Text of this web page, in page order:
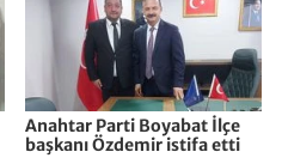
Anahtar Parti Boyabat İlçe
başkanı Özdemir istifa etti